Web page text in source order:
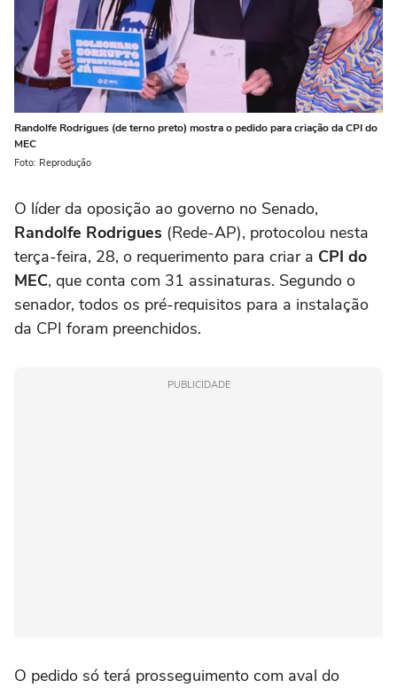
Randolfe Rodrigues (de terno preto) mostra o pedido para criação da CPI do
MEC
Foto: Reprodução
O líder da oposição ao governo no Senado,
Randolfe Rodrigues (Rede-AP), protocolou nesta
terça-feira, 28, o requerimento para criar a CPI do
MEC, que conta com 31 assinaturas. Segundo o
senador, todos os pré-requisitos para a instalação
da CPI foram preenchidos.
PUBLICIDADE
O pedido só terá prosseguimento com aval do